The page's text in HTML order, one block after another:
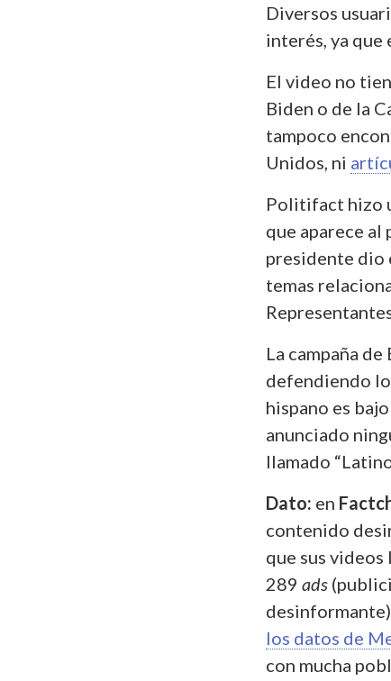
Diversos
interés, ya que
El video no
Biden o de la
tampoco
Unidos, ni
Politifact hizo
que aparece al
presidente dio
temas
La campaña
defendiendo
hispano es
anunciado
llamado
Dato: en
contenido
que sus videos
289 ads
los datos de
con mucha